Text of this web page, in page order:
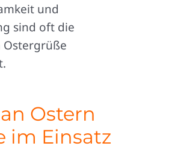
und
sind oft die
Ostergrüße
Ostern
im Einsatz